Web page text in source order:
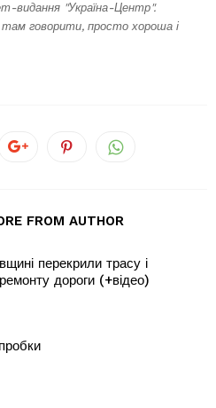
видання "Україна-Центр".
говорити, просто хороша і
FROM AUTHOR
перекрили трасу і
дороги (+відео)